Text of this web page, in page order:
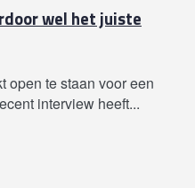
wel het juiste
open te staan voor een
interview heeft...